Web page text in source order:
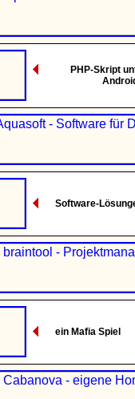
PHP-Skript
Software-
ein Mafia Spiel